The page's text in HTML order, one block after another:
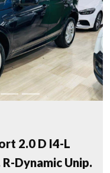
2.0 D I4-L
Dynamic Unip.